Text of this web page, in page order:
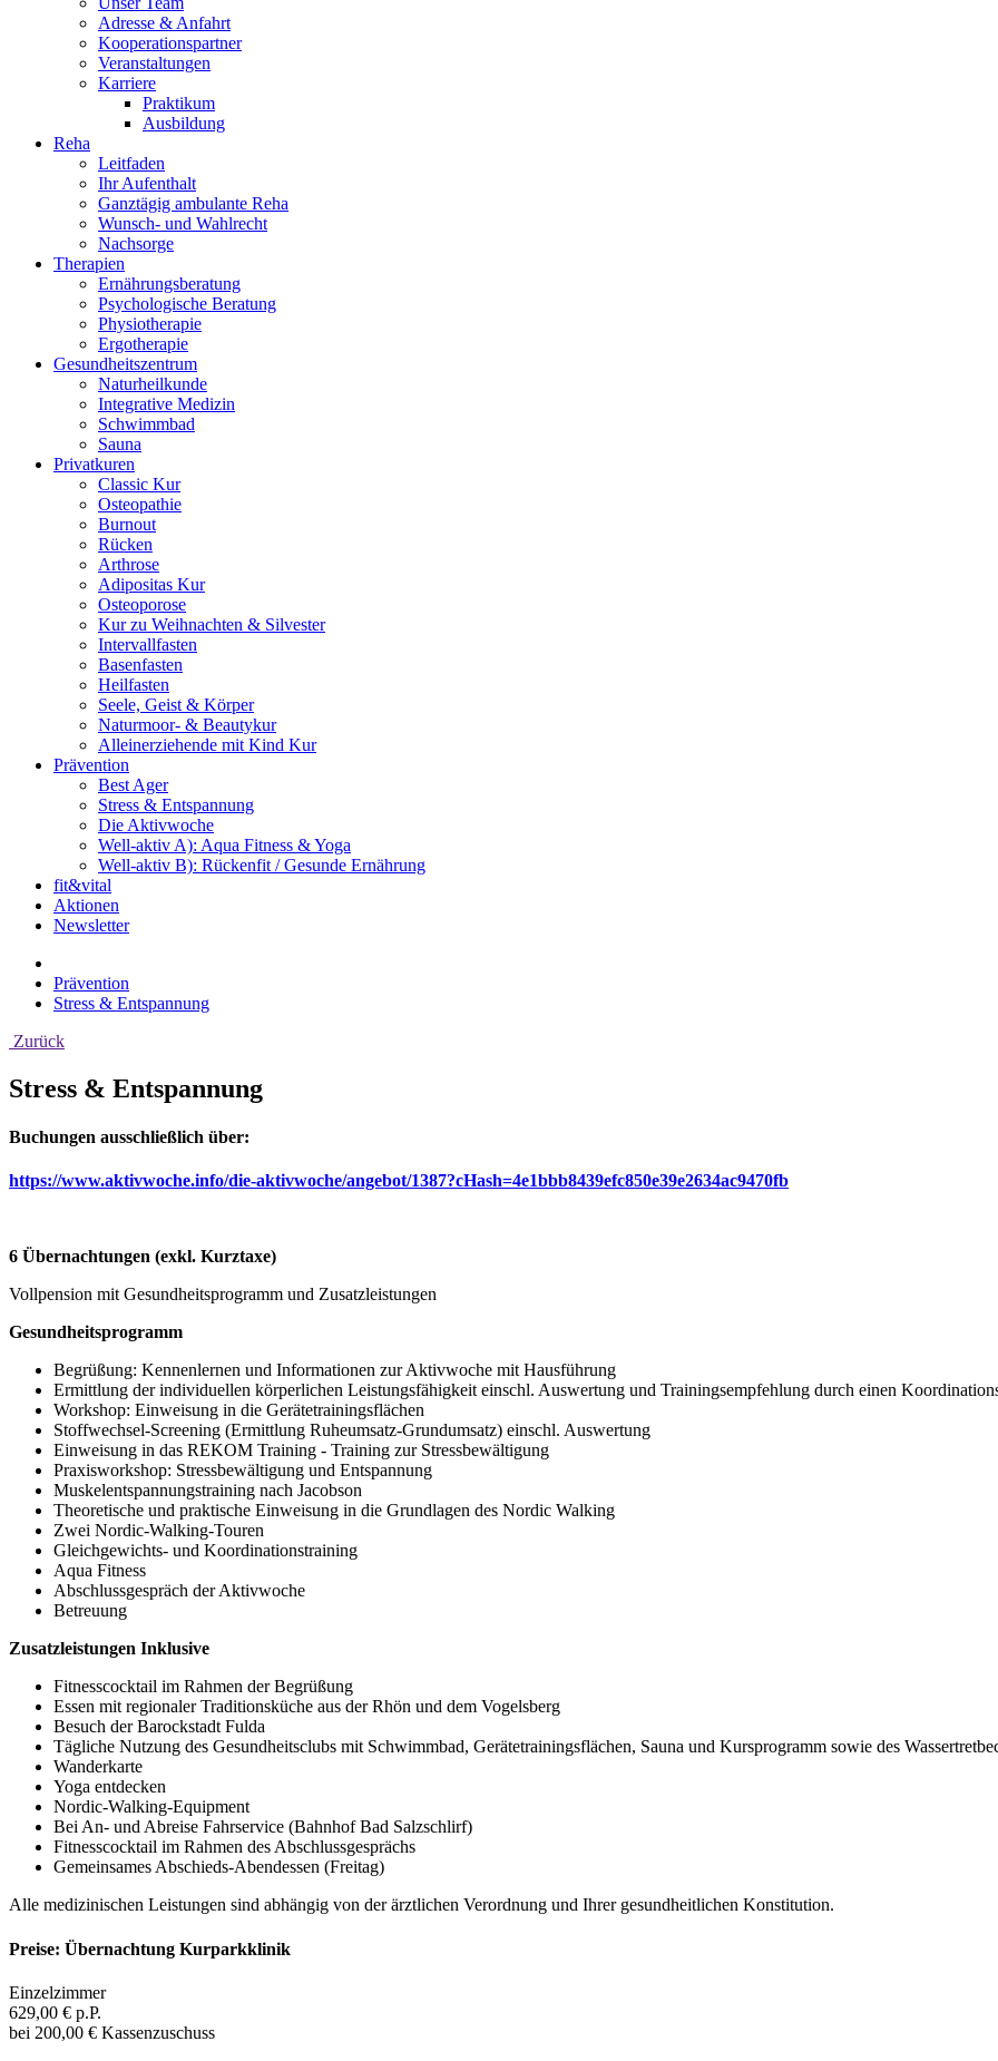
Adresse & Anfahrt
Kooperationspartner
Veranstaltungen
Karriere
Praktikum
Ausbildung
Reha
Leitfaden
Ihr Aufenthalt
Ganztägig ambulante Reha
Wunsch- und Wahlrecht
Nachsorge
Therapien
Ernährungsberatung
Psychologische Beratung
Physiotherapie
Ergotherapie
Gesundheitszentrum
Naturheilkunde
Integrative Medizin
Schwimmbad
Sauna
Privatkuren
Classic Kur
Osteopathie
Burnout
Rücken
Arthrose
Adipositas Kur
Osteoporose
Kur zu Weihnachten & Silvester
Intervallfasten
Basenfasten
Heilfasten
Seele, Geist & Körper
Naturmoor- & Beautykur
Alleinerziehende mit Kind Kur
Prävention
Best Ager
Stress & Entspannung
Die Aktivwoche
Well-aktiv A): Aqua Fitness & Yoga
Well-aktiv B): Rückenfit / Gesunde Ernährung
fit&vital
Aktionen
Newsletter
Prävention
Stress & Entspannung
Zurück
Stress & Entspannung
Buchungen ausschließlich über:
https://www.aktivwoche.info/die-aktivwoche/angebot/1387?cHash=4e1bbb8439efc850e39e2634ac9470fb
6 Übernachtungen (exkl. Kurztaxe)
Vollpension mit Gesundheitsprogramm und Zusatzleistungen
Gesundheitsprogramm
Begrüßung: Kennenlernen und Informationen zur Aktivwoche mit Hausführung
Ermittlung der individuellen körperlichen Leistungsfähigkeit einschl. Auswertung und Trainingsempfehlung durch einen
Workshop: Einweisung in die Gerätetrainingsflächen
Stoffwechsel-Screening (Ermittlung Ruheumsatz-Grundumsatz) einschl. Auswertung
Einweisung in das REKOM Training - Training zur Stressbewältigung
Praxisworkshop: Stressbewältigung und Entspannung
Muskelentspannungstraining nach Jacobson
Theoretische und praktische Einweisung in die Grundlagen des Nordic Walking
Zwei Nordic-Walking-Touren
Gleichgewichts- und Koordinationstraining
Aqua Fitness
Abschlussgespräch der Aktivwoche
Betreuung
Zusatzleistungen Inklusive
Fitnesscocktail im Rahmen der Begrüßung
Essen mit regionaler Traditionsküche aus der Rhön und dem Vogelsberg
Besuch der Barockstadt Fulda
Tägliche Nutzung des Gesundheitsclubs mit Schwimmbad, Gerätetrainingsflächen, Sauna und Kursprogramm sowie des
Wanderkarte
Yoga entdecken
Nordic-Walking-Equipment
Bei An- und Abreise Fahrservice (Bahnhof Bad Salzschlirf)
Fitnesscocktail im Rahmen des Abschlussgesprächs
Gemeinsames Abschieds-Abendessen (Freitag)
Alle medizinischen Leistungen sind abhängig von der ärztlichen Verordnung und Ihrer gesundheitlichen Konstitution.
Preise: Übernachtung Kurparkklinik
Einzelzimmer
629,00 € p.P.
bei 200,00 € Kassenzuschuss